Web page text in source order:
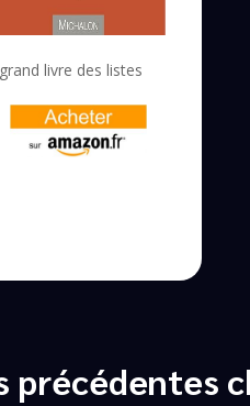
livre des listes
précédentes